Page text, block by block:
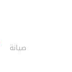
صيانة